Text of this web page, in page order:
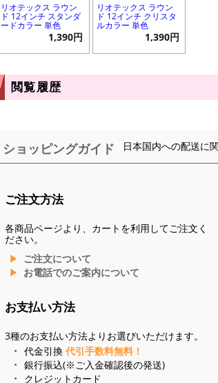
リオテックス ラウン
ド 12インチ スタンダ
ードカラー 単色
1,390円
リオテックス ラウン
ド 12インチ クリスタ
ルカラー 単色
1,390円
閲覧履歴
ショッピングガイド 日本国内への配送に
ご注文方法
各商品ページより、カートを利用してご注文く
ださい。
ご注文について
お電話でのご案内について
お支払い方法
3種のお支払い方法よりお選びいただけます。
代金引換 代引手数料無料！
銀行振込(※ご入金確認後の発送)
クレジットカード